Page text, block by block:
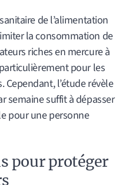
de l’alimentation
la consommation de
riches en mercure à
pour les
l’étude révèle
semaine suffit à dépasser
pour une personne
pour protéger